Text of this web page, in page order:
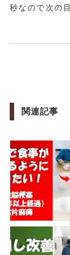
秒なので次の
関連記事